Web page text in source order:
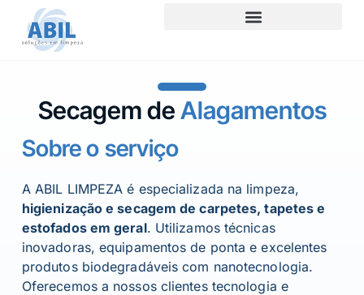
Secagem deAlagamentos
Sobre o serviço
A ABIL LIMPEZA é especializada na limpeza,
higienização e secagem de carpetes, tapetes e
estofados em geral. Utilizamos técnicas
inovadoras, equipamentos de ponta e excelentes
produtos biodegradáveis com nanotecnologia.
Oferecemos a nossos clientes tecnologia e